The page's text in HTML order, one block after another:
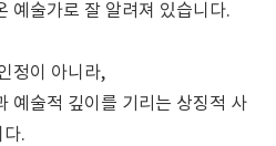
예술가로 잘 알려져 있습니다.
정이 아니라,
예술적 깊이를 기리는 상징적 사
.